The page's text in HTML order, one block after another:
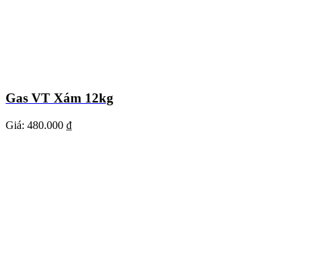
Gas VT Xám 12kg
Giá: 480.000 ₫